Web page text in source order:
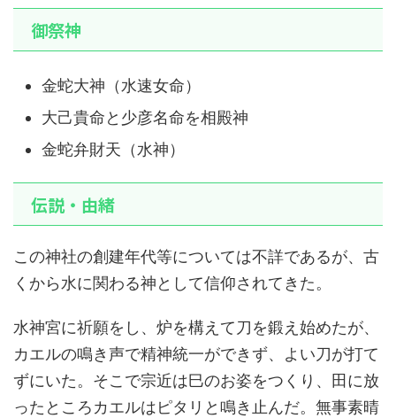
御祭神
金蛇大神（水速女命）
大己貴命と少彦名命を相殿神
金蛇弁財天（水神）
伝説・由緒
この神社の創建年代等については不詳であるが、古
くから水に関わる神として信仰されてきた。
水神宮に祈願をし、炉を構えて刀を鍛え始めたが、
カエルの鳴き声で精神統一ができず、よい刀が打て
ずにいた。そこで宗近は巳のお姿をつくり、田に放
ったところカエルはピタリと鳴き止んだ。無事素晴